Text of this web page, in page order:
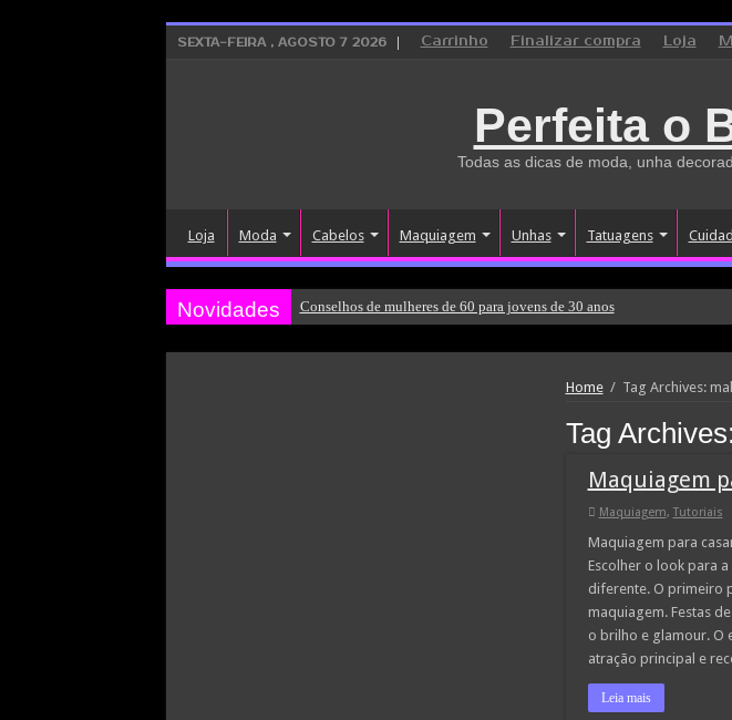
SEXTA-FEIRA , AGOSTO 7 2026 Carrinho Finalizar compra Loja
Perfeita o
Todas as dicas de moda, unha
Loja Moda Cabelos Maquiagem Unhas Tatuagens
Novidades Conselhos de mulheres de 60 para jovens de 30 anos
Home / Tag Archives:
Tag Archives:
Maquiagem
Maquiagem, Tutoriais
Maquiagem para
Escolher o look para
diferente. O primeiro
maquiagem. Festas
o brilho e glamour. O
atração principal e
Leia mais